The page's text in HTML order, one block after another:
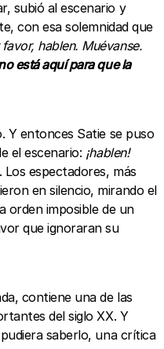
subió al escenario y
con esa solemnidad que
hablen. Muévanse.
está aquí para que la
Y entonces Satie se puso
el escenario: ¡hablen!
Los espectadores, más
en silencio, mirando el
orden imposible de un
que ignoraran su
contiene una de las
del siglo XX. Y
saberlo, una crítica